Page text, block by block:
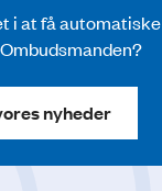
i at få automatiske
nyheder